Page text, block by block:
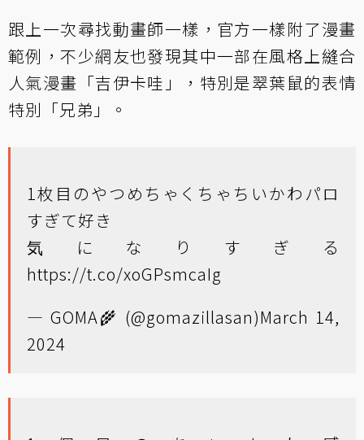
跟上一次尋找動畫師一樣，官方一樣附了漫畫
範例，不少網友也發現其中一部在風格上縫合
人氣漫畫「吉伊卡哇」，特別是翠葉鼠的表情
特別「兄弟」。
1枚目のやつめちゃくちゃちいかわパロ
すぎて好き
気になりすぎる
https://t.co/xoGPsmcaIg
— GOMA🌾 (@gomazillasan)March 14,
2024